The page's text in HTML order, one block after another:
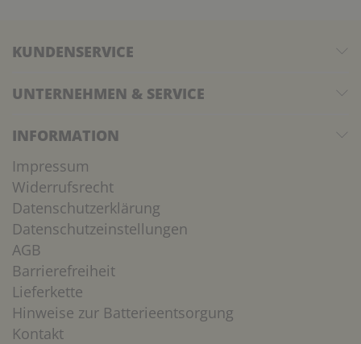
KUNDENSERVICE
UNTERNEHMEN & SERVICE
INFORMATION
Impressum
Widerrufsrecht
Datenschutzerklärung
Datenschutzeinstellungen
AGB
Barrierefreiheit
Lieferkette
Hinweise zur Batterieentsorgung
Kontakt